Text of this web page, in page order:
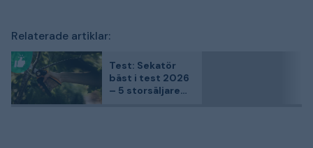
Relaterade artiklar:
Test: Sekatör
bäst i test 2026
– 5 storsäljare